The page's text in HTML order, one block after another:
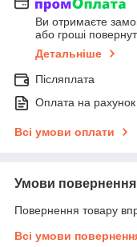
Ви отримаєте
або гроші
Детальніше
Післяплата
Оплата на рахунок
Всі умови оплати
Умови повернення
Повернення товару
Всі умови